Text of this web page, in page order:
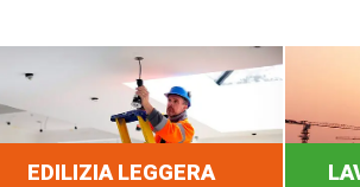
EDILIZIA LEGGERA